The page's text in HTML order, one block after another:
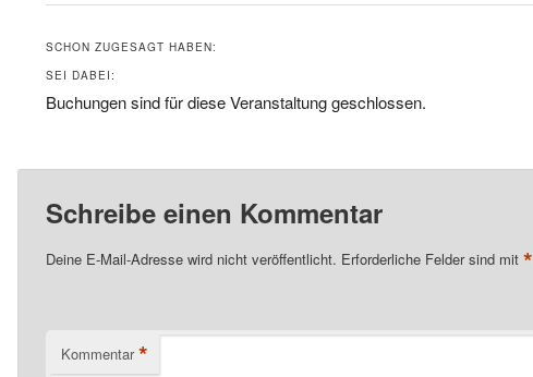
SCHON ZUGESAGT HABEN:
SEI DABEI:
Buchungen sind für diese Veranstaltung geschlossen.
Schreibe einen Kommentar
Deine E-Mail-Adresse wird nicht veröffentlicht. Erforderliche Felder sind mit *
Kommentar *